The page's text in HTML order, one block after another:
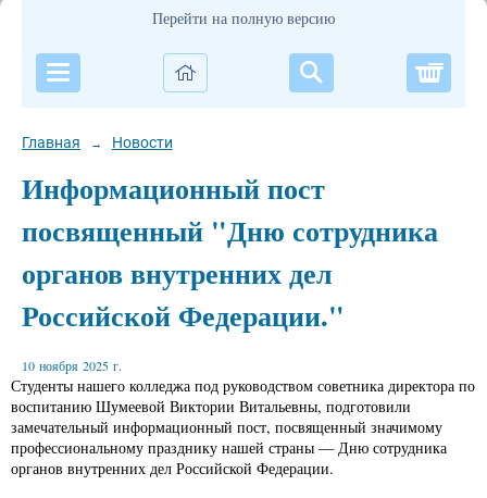
Перейти на полную версию
Главная → Новости
Информационный пост
посвященный "Дню сотрудника
органов внутренних дел
Российской Федерации."
10 ноября 2025 г.
Студенты нашего колледжа под руководством советника директора по
воспитанию Шумеевой Виктории Витальевны, подготовили
замечательный информационный пост, посвященный значимому
профессиональному празднику нашей страны — Дню сотрудника
органов внутренних дел Российской Федерации.